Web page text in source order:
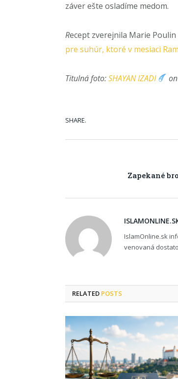
záver ešte osladíme medom.
Recept zverejnila Marie
pre suhúr, ktoré v mesiaci
Titulná foto:SHAYAN IZADI on
SHARE.
Zapekané
IslamOnline.sk
venovaná
RELATED POSTS